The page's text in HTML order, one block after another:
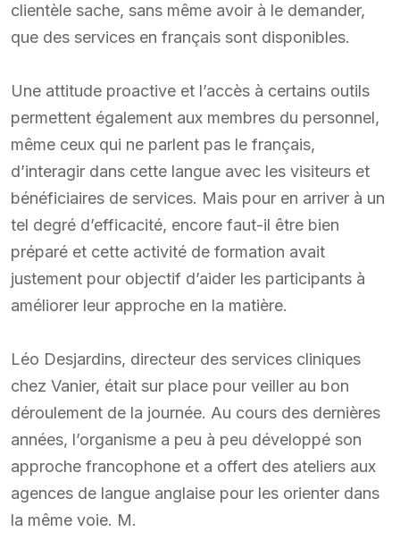
clientèle sache, sans même avoir à le demander,
que des services en français sont disponibles.
Une attitude proactive et l’accès à certains outils
permettent également aux membres du personnel,
même ceux qui ne parlent pas le français,
d’interagir dans cette langue avec les visiteurs et
bénéficiaires de services. Mais pour en arriver à un
tel degré d’efficacité, encore faut-il être bien
préparé et cette activité de formation avait
justement pour objectif d’aider les participants à
améliorer leur approche en la matière.
Léo Desjardins, directeur des services cliniques
chez Vanier, était sur place pour veiller au bon
déroulement de la journée. Au cours des dernières
années, l’organisme a peu à peu développé son
approche francophone et a offert des ateliers aux
agences de langue anglaise pour les orienter dans
la même voie. M.